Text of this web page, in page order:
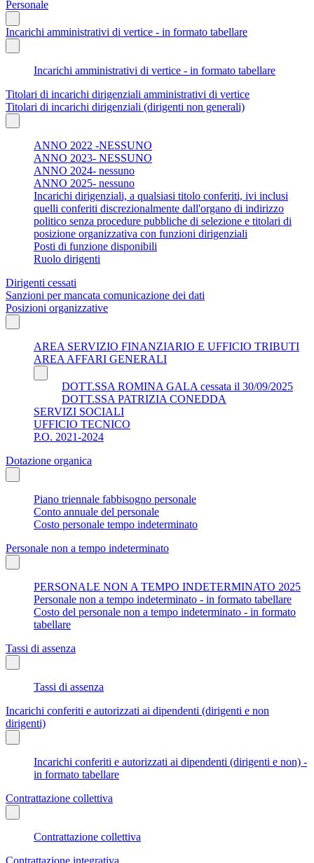
Personale
Incarichi amministrativi di vertice - in formato tabellare
Incarichi amministrativi di vertice - in formato tabellare
Titolari di incarichi dirigenziali amministrativi di vertice
Titolari di incarichi dirigenziali (dirigenti non generali)
ANNO 2022 -NESSUNO
ANNO 2023- NESSUNO
ANNO 2024- nessuno
ANNO 2025- nessuno
Incarichi dirigenziali, a qualsiasi titolo conferiti, ivi inclusi
quelli conferiti discrezionalmente dall'organo di indirizzo
politico senza procedure pubbliche di selezione e titolari di
posizione organizzativa con funzioni dirigenziali
Posti di funzione disponibili
Ruolo dirigenti
Dirigenti cessati
Sanzioni per mancata comunicazione dei dati
Posizioni organizzative
AREA SERVIZIO FINANZIARIO E UFFICIO TRIBUTI
AREA AFFARI GENERALI
DOTT.SSA ROMINA GALA cessata il 30/09/2025
DOTT.SSA PATRIZIA CONEDDA
SERVIZI SOCIALI
UFFICIO TECNICO
P.O. 2021-2024
Dotazione organica
Piano triennale fabbisogno personale
Conto annuale del personale
Costo personale tempo indeterminato
Personale non a tempo indeterminato
PERSONALE NON A TEMPO INDETERMINATO 2025
Personale non a tempo indeterminato - in formato tabellare
Costo del personale non a tempo indeterminato - in formato
tabellare
Tassi di assenza
Tassi di assenza
Incarichi conferiti e autorizzati ai dipendenti (dirigenti e non
dirigenti)
Incarichi conferiti e autorizzati ai dipendenti (dirigenti e non) -
in formato tabellare
Contrattazione collettiva
Contrattazione collettiva
Contrattazione integrativa